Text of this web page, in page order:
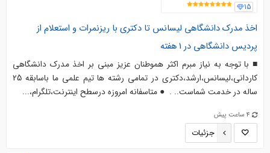
15
اخذ مدرک دانشگاهی لیسانس تا دکتری با ریزنمرات و استعلام از
پردیس دانشگاهی در 1 هفته
■ با توجه به نیاز مبرم اکثر هموطنان عزیز مبنی بر اخذ مدرک دانشگاهی
کاردانی،لیسانس،ارشد،دکتری در تمامی رشته ها تیم علمی ما باسابقه 25
ساله در خدمت شماست.. . ️ ● متاسفانه امروزه درسطح اینترنت،تلگرام،...
4 ساعت پیش
جزئیات